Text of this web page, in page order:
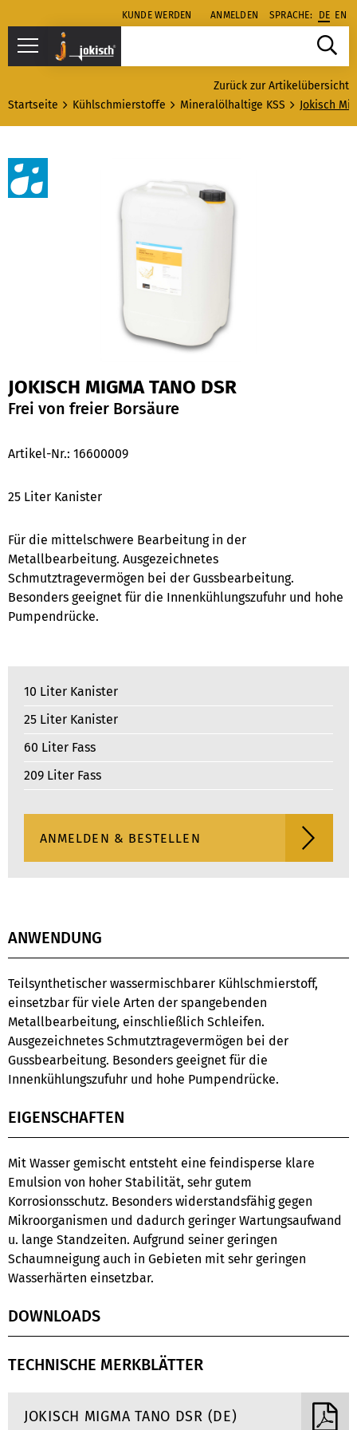
KUNDE WERDEN ANMELDEN SPRACHE: DE EN
Zurück zur Artikelübersicht
Startseite
Kühlschmierstoffe Mineralölhaltige KSS Jokisch
JOKISCH MIGMA TANO DSR
Frei von freier Borsäure
Artikel-Nr.: 16600009
25 Liter Kanister
Für die mittelschwere Bearbeitung in der
Metallbearbeitung. Ausgezeichnetes
Schmutztragevermögen bei der Gussbearbeitung.
Besonders geeignet für die Innenkühlungszufuhr und hohe
Pumpendrücke.
10 Liter Kanister
25 Liter Kanister
60 Liter Fass
209 Liter Fass
ANWENDUNG
Teilsynthetischer wassermischbarer Kühlschmierstoff,
einsetzbar für viele Arten der spangebenden
Metallbearbeitung, einschließlich Schleifen.
Ausgezeichnetes Schmutztragevermögen bei der
Gussbearbeitung. Besonders geeignet für die
Innenkühlungszufuhr und hohe Pumpendrücke.
EIGENSCHAFTEN
Mit Wasser gemischt entsteht eine feindisperse klare
Emulsion von hoher Stabilität, sehr gutem
Korrosionsschutz. Besonders widerstandsfähig gegen
Mikroorganismen und dadurch geringer Wartungsaufwand
u. lange Standzeiten. Aufgrund seiner geringen
Schaumneigung auch in Gebieten mit sehr geringen
Wasserhärten einsetzbar.
DOWNLOADS
TECHNISCHE MERKBLÄTTER
JOKISCH MIGMA TANO DSR (DE)